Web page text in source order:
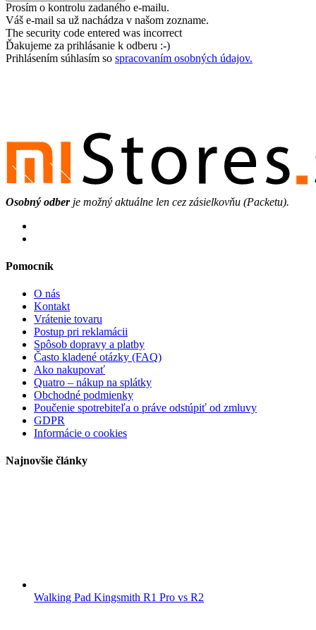
Prosím o kontrolu zadaného e-mailu.
Váš e-mail sa už nachádza v našom zozname.
The security code entered was incorrect
Ďakujeme za prihlásanie k odberu :-)
Prihlásením súhlasím so spracovaním osobných údajov.
Osobný odberje možný aktuálne len cez zásielkovňu (Packetu).
Pomocník
O nás
Kontakt
Vrátenie tovaru
Postup pri reklamácii
Spôsob dopravy a platby
Často kladené otázky (FAQ)
Ako nakupovať
Quatro – nákup na splátky
Obchodné podmienky
Poučenie spotrebiteľa o práve odstúpiť od zmluvy
GDPR
Informácie o cookies
Najnovšie články
Walking Pad Kingsmith R1 Pro vs R2